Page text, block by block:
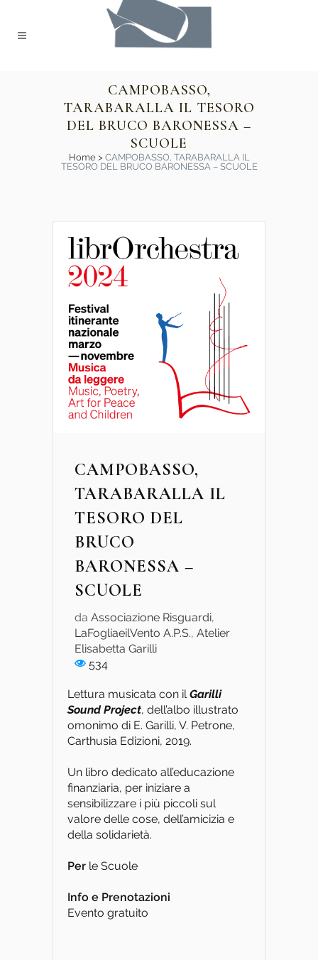
CAMPOBASSO,
TARABARALLA IL TESORO
DEL BRUCO BARONESSA –
SCUOLE
Home> CAMPOBASSO, TARABARALLA IL
TESORO DEL BRUCO BARONESSA – SCUOLE
CAMPOBASSO,
TARABARALLA IL
TESORO DEL
BRUCO
BARONESSA –
SCUOLE
da Associazione Risguardi,
LaFogliaeilVento A.P.S., Atelier
Elisabetta Garilli
534
Lettura musicata con ilGarilli
Sound Project, dell’albo illustrato
omonimo di E. Garilli, V. Petrone,
Carthusia Edizioni, 2019.
Un libro dedicato all’educazione
finanziaria, per iniziare a
sensibilizzare i più piccoli sul
valore delle cose, dell’amicizia e
della solidarietà.
Per le Scuole
Info e Prenotazioni
Evento gratuito